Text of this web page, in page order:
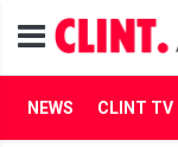
NEWS CLINT TV